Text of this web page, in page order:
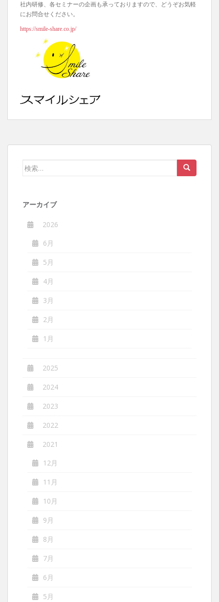
社内研修、各セミナーの企画も承っておりますので、どうぞお気軽
にお問合せください。
https://smile-share.co.jp/
検
アーカイブ
2026
6月
5月
4月
3月
2月
1月
2025
2024
2023
2022
2021
12月
11月
10月
9月
8月
7月
6月
5月